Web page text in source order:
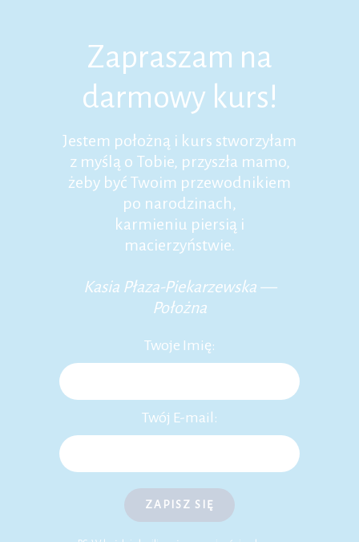
Zapraszam na
darmowy kurs!
Jestem położną i kurs stworzyłam
z myślą o Tobie, przyszła mamo,
żeby być Twoim przewodnikiem
po narodzinach,
karmieniu piersią i
macierzyństwie.
Kasia Płaza-Piekarzewska —
Położna
Twoje Imię:
Twój E-mail:
ZAPISZ SIĘ